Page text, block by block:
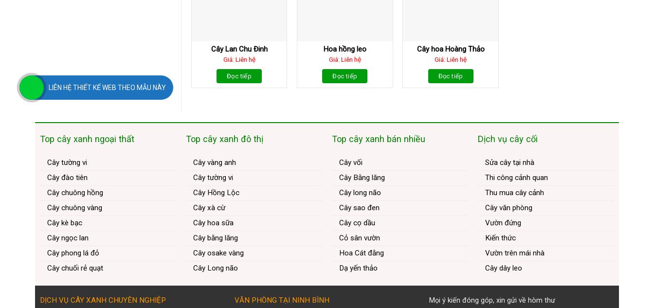
Cây Lan Chu Đinh
Giá: Liên hệ
Đọc tiếp
Hoa hồng leo
Giá: Liên hệ
Đọc tiếp
Cây hoa Hoàng Thảo
Giá: Liên hệ
Đọc tiếp
Top cây xanh ngoại thất
Cây tường vi
Cây đào tiên
Cây chuông hồng
Cây chuông vàng
Cây kè bạc
Cây ngọc lan
Cây phong lá đỏ
Cây chuối rẻ quạt
Top cây xanh đô thị
Cây vàng anh
Cây tường vi
Cây Hồng Lộc
Cây xà cừ
Cây hoa sữa
Cây bằng lăng
Cây osake vàng
Cây Long não
Top cây xanh bán nhiều
Cây vối
Cây Bằng lăng
Cây long não
Cây sao đen
Cây cọ dầu
Cỏ sân vườn
Hoa Cát đằng
Dạ yến thảo
Dịch vụ cây cối
Sửa cây tại nhà
Thi công cảnh quan
Thu mua cây cảnh
Cây văn phòng
Vườn đứng
Kiến thức
Vườn trên mái nhà
Cây dây leo
DỊCH VỤ CÂY XANH CHUYÊN NGHIỆP VĂN PHÒNG TẠI NINH BÌNH
Mọi ý kiến đóng góp, xin gửi về hòm thư
LIÊN HỆ THIẾT KẾ WEB THEO MẪU NÀY